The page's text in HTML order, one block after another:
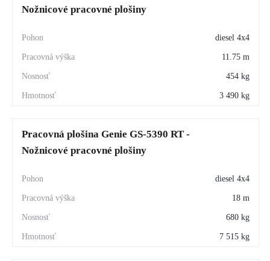
Nožnicové pracovné plošiny
diesel 4x4
11.75 m
454 kg
3 490 kg
Pracovná plošina Genie GS-5390 RT -
Nožnicové pracovné plošiny
diesel 4x4
18 m
680 kg
7 515 kg